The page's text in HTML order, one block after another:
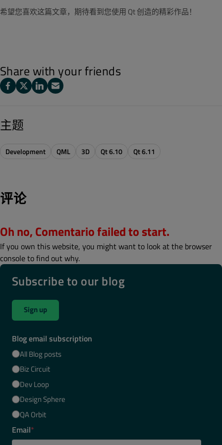
希望您喜欢这篇文章，期待看到您使用 Qt 创造的精彩作品！
Share with your friends
主题
Development QML 3D Qt 6.10 Qt 6.11
评论
Oh no, Comentario failed to start.
If you own this website, you might want to look at the browser
console to find out why.
Subscribe to our blog
Sign up
Blog email subscription
All Blog posts
Biz Circuit
Dev Loop
Design Sphere
QA Orbit
Email*